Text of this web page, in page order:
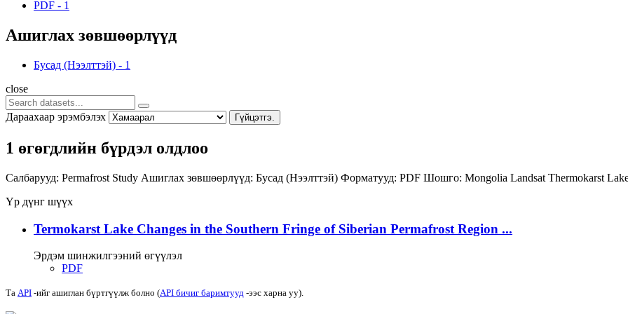
PDF - 1
Ашиглах зөвшөөрлүүд
Бусад (Нээлттэй) - 1
close
Дараахаар эрэмбэлэх Гүйцэтгэ.
1 өгөгдлийн бүрдэл олдлоо
Салбарууд: Permafrost Study Ашиглах зөвшөөрлүүд: Бусад (Нээлттэй) Форматууд: PDF Шошго: Mongolia Landsat Thermokarst
Үр дүнг шүүх
Termokarst Lake Changes in the Southern Fringe of Siberian Permafrost Region ...
Эрдэм шинжилгээний өгүүлэл
PDF
Та API -ийг ашиглан бүртгүүлж болно (API бичиг баримтууд -ээс харна уу).